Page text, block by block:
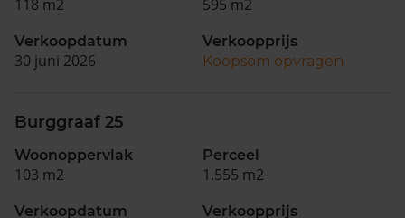
118 m2 595 m2
Verkoopdatum
30 juni 2026
Verkoopprijs
Koopsom opvragen
Burggraaf 25
Woonoppervlak
103 m2
Perceel
1.555 m2
Verkoopdatum Verkoopprijs